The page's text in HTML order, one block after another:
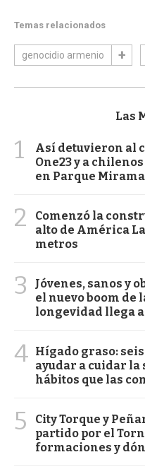
Temas relacionados
genocidio armenio
Las
1
Así detuvieron al
One23 y a
en Parque
2
Comenzó la
alto de América
metros
3
Jóvenes, sanos y
el nuevo boom de
longevidad llega
4 Hígado graso:
ayudar a cuidar la
hábitos que las
5
City Torque y
partido por el
formaciones y